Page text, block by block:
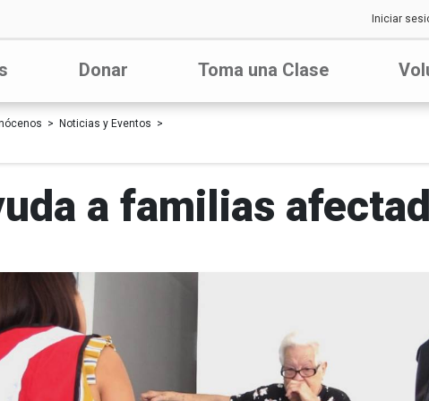
Iniciar
Donar Toma una Clase
Noticias y Eventos
a familias